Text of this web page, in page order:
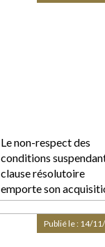
Le non-respect des
conditions
clause résolutoire
emporte son
peu importe la
foi du bailleur
Publié le : 14/